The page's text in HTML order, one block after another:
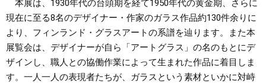
本展は、1930年代の台頭期を経て1950年代の黄金期、さらに
現在に至る8名のデザイナー・作家のガラス作品約130件余りに
より、フィンランド・グラスアートの系譜を辿ります。また本
展覧会は、デザイナーが自ら「アートグラス」の名のもとにデ
ザインし、職人との協働作業によって生まれた作品に着目しま
す。一人一人の表現者たちが、ガラスという素材といかに対峙